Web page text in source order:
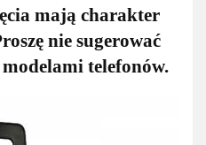
mają charakter
nie sugerować
telefonów.